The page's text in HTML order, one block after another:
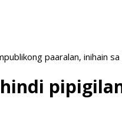
paaralan, inihain sa